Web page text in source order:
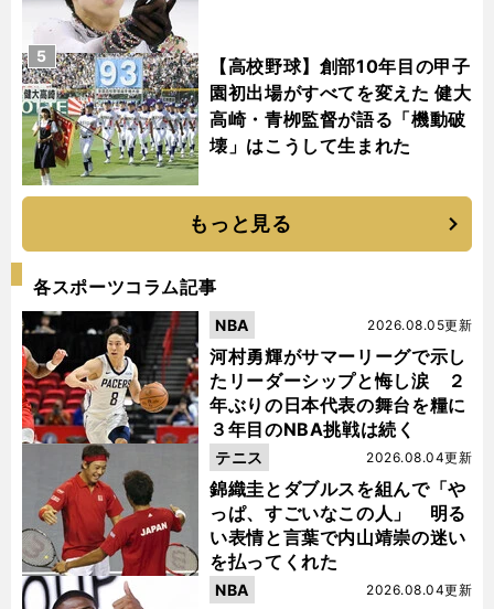
【高校野球】創部10年目の甲子
園初出場がすべてを変えた 健大
高崎・青栁監督が語る「機動破
壊」はこうして生まれた
5
もっと見る
各スポーツコラム記事
河村勇輝がサマーリーグで示し
たリーダーシップと悔し涙 ２
年ぶりの日本代表の舞台を糧に
３年目のNBA挑戦は続く
2026.08.05更新
NBA
錦織圭とダブルスを組んで「や
っぱ、すごいなこの人」 明る
い表情と言葉で内山靖崇の迷い
を払ってくれた
2026.08.04更新
テニス
2026.08.04更新
NBA